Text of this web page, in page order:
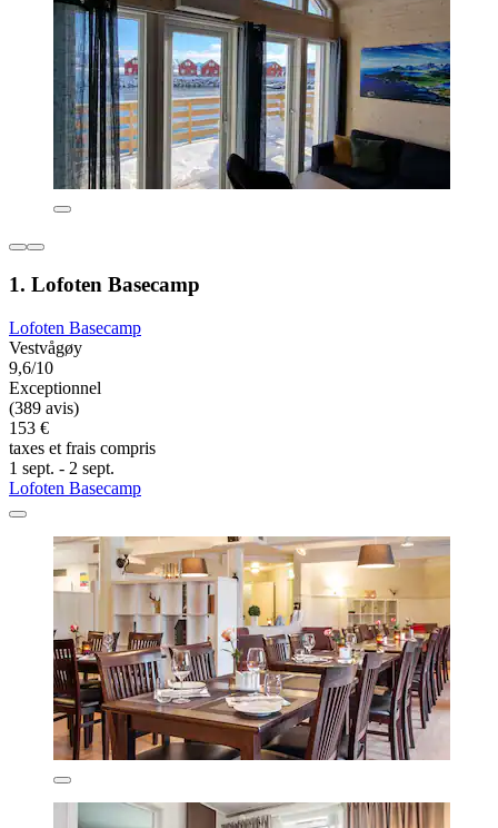
1. Lofoten Basecamp
Lofoten Basecamp
Vestvågøy
9,6/10
Exceptionnel
(389 avis)
153 €
taxes et frais compris
1 sept. - 2 sept.
Lofoten Basecamp